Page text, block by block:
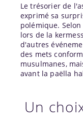
Le trésorier de
exprimé sa
polémique.
lors de la
d'autres
des mets
musulmanes,
avant la paëlla
Un